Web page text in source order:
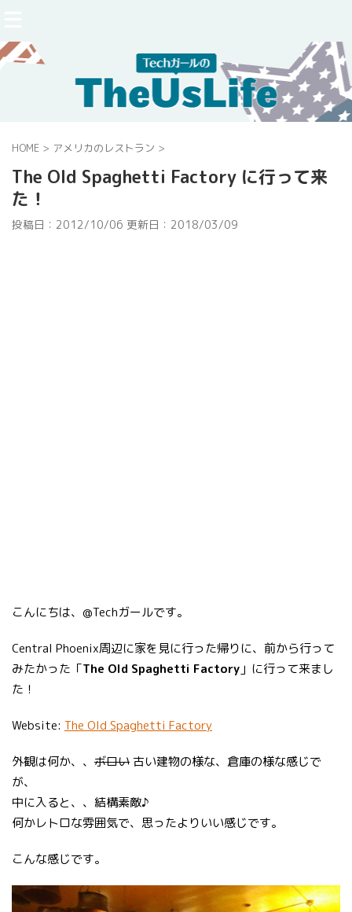
HOME > アメリカのレストラン >
The Old Spaghetti Factory に行って来
た！
投稿日：2012/10/06 更新日： 2018/03/09
こんにちは、@Techガールです。
Central Phoenix周辺に家を見に行った帰りに、前から行って
みたかった「The Old Spaghetti Factory 」に行って来まし
た！
Website: The Old Spaghetti Factory
外観は何か、、 ボロい 古い建物の様な、倉庫の様な感じで
が、
中に入ると、、結構素敵♪
何かレトロな雰囲気で、思ったよりいい感じです。
こんな感じです。